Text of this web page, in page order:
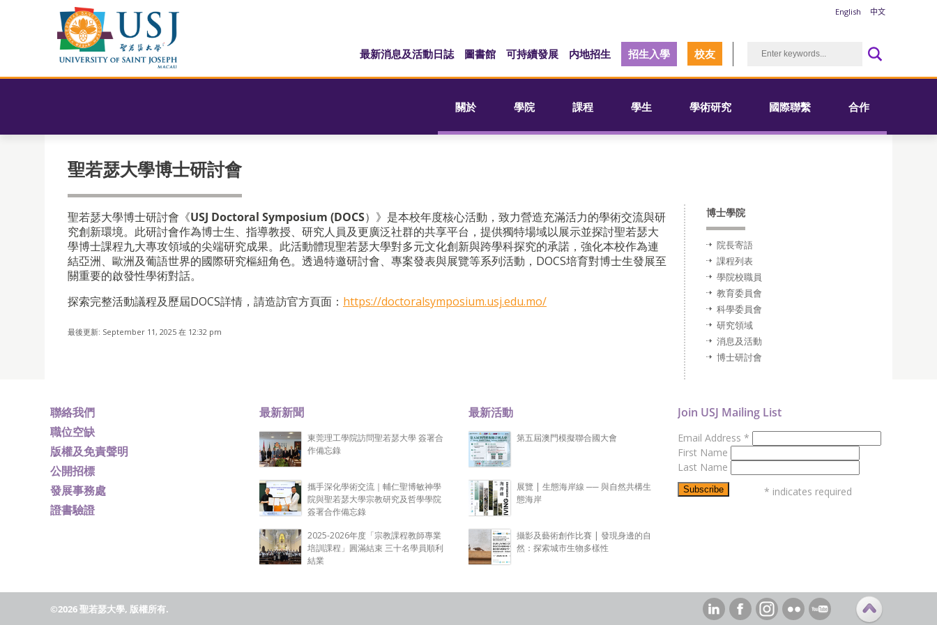
English 中文
最新消息及活動日誌 圖書館 可持續發展 内地招生 招生入學 校友
關於 學院 課程 學生 學術研究 國際聯繫 合作
聖若瑟大學博士研討會
聖若瑟大學博士研討會《USJ Doctoral Symposium (DOCS）》是本校年度核心活動，致力營造充滿活力的學術交流與研
究創新環境。此研討會作為博士生、指導教授、研究人員及更廣泛社群的共享平台，提供獨特場域以展示並探討聖若瑟大
學博士課程九大專攻領域的尖端研究成果。此活動體現聖若瑟大學對多元文化創新與跨學科探究的承諾，強化本校作為連
結亞洲、歐洲及葡語世界的國際研究樞紐角色。透過特邀研討會、專案發表與展覽等系列活動，DOCS培育對博士生發展至
關重要的啟發性學術對話。
探索完整活動議程及歷屆DOCS詳情，請造訪官方頁面： https://doctoralsymposium.usj.edu.mo/
最後更新: September 11, 2025 在 12:32 pm
博士學院
院長寄語
課程列表
學院校職員
教育委員會
科學委員會
研究領域
消息及活動
博士研討會
聯絡我們
職位空缺
版權及免責聲明
公開招標
發展事務處
證書驗證
最新新聞
東莞理工學院訪問聖若瑟大學 簽署合
作備忘錄
攜手深化學術交流｜輔仁聖博敏神學
院與聖若瑟大學宗教研究及哲學學院
簽署合作備忘錄
2025-2026年度「宗教課程教師專業
培訓課程」圓滿結束 三十名學員順利
結業
最新活動
第五屆澳門模擬聯合國大會
展覽 | 生態海岸線 ── 與自然共構生
態海岸
攝影及藝術創作比賽 | 發現身邊的自
然：探索城市生物多樣性
Join USJ Mailing List
Email Address *
First Name
Last Name
* indicates required
©2026 聖若瑟大學, 版權所有.